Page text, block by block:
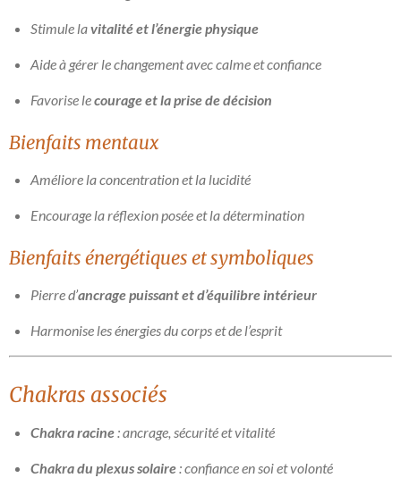
Stimule lavitalité et l’énergie physique
Aide à gérer le changement avec calme et confiance
Favorise lecourage et la prise de décision
Bienfaits mentaux
Améliore la concentration et la lucidité
Encourage la réflexion posée et la détermination
Bienfaits énergétiques et symboliques
Pierre d’ancrage puissant et d’équilibre intérieur
Harmonise les énergies du corps et de l’esprit
Chakras associés
Chakra racine: ancrage, sécurité et vitalité
Chakra du plexus solaire: confiance en soi et volonté